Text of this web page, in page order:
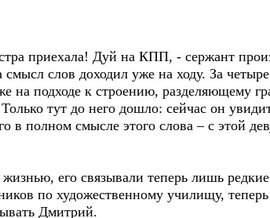
приехала! Дуй на КПП, - сержант
слов доходил уже на ходу. За
на подходе к строению, разделяющему
тут до него дошло: сейчас он
в полном смысле этого слова – с этой
его связывали теперь лишь
по художественному училищу,
Дмитрий.